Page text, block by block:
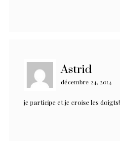
Astrid
décembre 24, 2014
je participe et je croise les doigts!